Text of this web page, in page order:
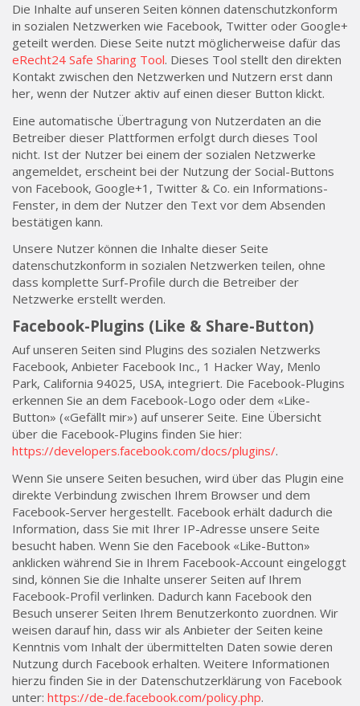
Die Inhalte auf unseren Seiten können datenschutzkonform
in sozialen Netzwerken wie Facebook, Twitter oder Google+
geteilt werden. Diese Seite nutzt möglicherweise dafür das
eRecht24 Safe Sharing Tool. Dieses Tool stellt den direkten
Kontakt zwischen den Netzwerken und Nutzern erst dann
her, wenn der Nutzer aktiv auf einen dieser Button klickt.
Eine automatische Übertragung von Nutzerdaten an die
Betreiber dieser Plattformen erfolgt durch dieses Tool
nicht. Ist der Nutzer bei einem der sozialen Netzwerke
angemeldet, erscheint bei der Nutzung der Social-Buttons
von Facebook, Google+1, Twitter & Co. ein Informations-
Fenster, in dem der Nutzer den Text vor dem Absenden
bestätigen kann.
Unsere Nutzer können die Inhalte dieser Seite
datenschutzkonform in sozialen Netzwerken teilen, ohne
dass komplette Surf-Profile durch die Betreiber der
Netzwerke erstellt werden.
Facebook-Plugins (Like & Share-Button)
Auf unseren Seiten sind Plugins des sozialen Netzwerks
Facebook, Anbieter Facebook Inc., 1 Hacker Way, Menlo
Park, California 94025, USA, integriert. Die Facebook-Plugins
erkennen Sie an dem Facebook-Logo oder dem «Like-
Button» («Gefällt mir») auf unserer Seite. Eine Übersicht
über die Facebook-Plugins finden Sie hier:
https://developers.facebook.com/docs/plugins/.
Wenn Sie unsere Seiten besuchen, wird über das Plugin eine
direkte Verbindung zwischen Ihrem Browser und dem
Facebook-Server hergestellt. Facebook erhält dadurch die
Information, dass Sie mit Ihrer IP-Adresse unsere Seite
besucht haben. Wenn Sie den Facebook «Like-Button»
anklicken während Sie in Ihrem Facebook-Account eingeloggt
sind, können Sie die Inhalte unserer Seiten auf Ihrem
Facebook-Profil verlinken. Dadurch kann Facebook den
Besuch unserer Seiten Ihrem Benutzerkonto zuordnen. Wir
weisen darauf hin, dass wir als Anbieter der Seiten keine
Kenntnis vom Inhalt der übermittelten Daten sowie deren
Nutzung durch Facebook erhalten. Weitere Informationen
hierzu finden Sie in der Datenschutzerklärung von Facebook
unter: https://de-de.facebook.com/policy.php.